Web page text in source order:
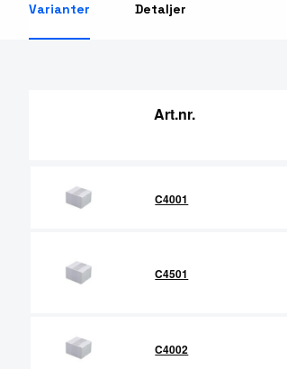
Varianter Detaljer
Art.nr.
C4001
C4501
C4002